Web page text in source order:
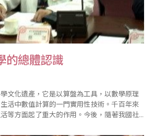
的總體認識
文化遺產，它是以算盤為工具，以數學原理
活中數值計算的一門實用性技術。千百年來
等方面起了重大的作用。今後，隨著我國社